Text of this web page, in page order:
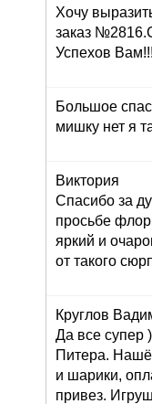
Хочу
заказ
Успехов Вам!!!
Большое
мишку нет я
Виктория
Спасибо за
просьбе
яркий и
от такого
Круглов
Да все супер
Питера.
и шарики,
привез.